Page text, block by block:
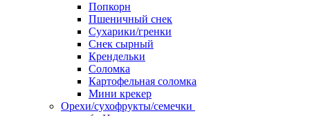
Попкорн
Пшеничный снек
Сухарики/гренки
Снек сырный
Крендельки
Соломка
Картофельная соломка
Мини крекер
Орехи/сухофрукты/семечки